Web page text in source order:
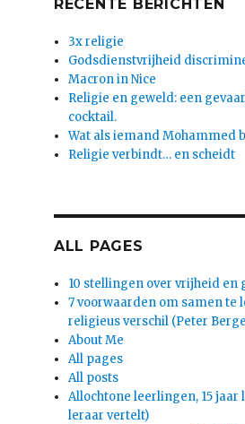
RECENTE BERICHTEN
3x religie
Godsdienstvrijheid
Macron in Nice
Religie en geweld: een
cocktail.
Wat als iemand Mohammed
Religie verbindt… en scheidt
ALL PAGES
10 stellingen over vrijheid en
7 voorwaarden om samen te
religieus verschil (Peter
About Me
All pages
All posts
Allochtone leerlingen, 15 jaar
leraar vertelt)